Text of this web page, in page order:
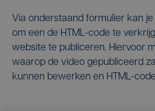
Via onderstaand formulier kan
om een de HTML-code te
website te publiceren. Hiervoor
waarop de video gepubliceerd
kunnen bewerken en HTML-